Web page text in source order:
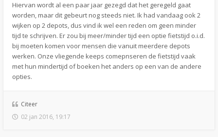
Hiervan wordt al een paar jaar gezegd dat het geregeld gaat
worden, maar dit gebeurt nog steeds niet. Ik had vandaag ook 2
wijken op 2 depots, dus vind ik wel een reden om geen minder
tijd te schrijven. Er zou bij meer/minder tijd een optie fietstijd o.i.d.
bij moeten komen voor mensen die vanuit meerdere depots
werken. Onze vliegende keeps comepnseren de fietstijd vaak
met hun mindertijd of boeken het anders op een van de andere
opties.
Citeer
02 jan 2016, 19:17